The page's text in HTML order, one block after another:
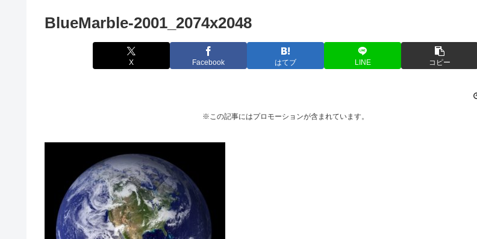
BlueMarble-2001_2074x2048
X Facebook はてブ LINE コピー
※この記事にはプロモーションが含まれています。